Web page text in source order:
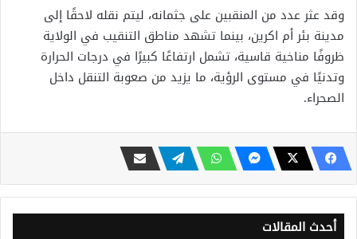
وقد عثر عدد من المنقبين على جثمانه، ليتم نقله لاحقًا إلى
مدينة بئر أم اكرين، بينما تشهد مناطق التنقيب في الولاية
ظروفًا مناخية قاسية، تشمل ارتفاعًا كبيرًا في درجات الحرارة
وتدنيًا في مستوى الرؤية، ما يزيد من صعوبة التنقل داخل
الصحراء.
أحدث المقالات